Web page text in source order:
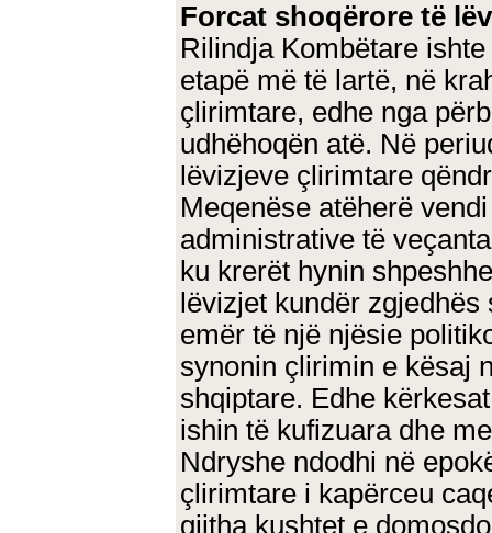
Forcat shoqërore të
Rilindja Kombëtare
etapë më të lartë, në
çlirimtare, edhe nga
udhëhoqën atë. Në
lëvizjeve çlirimtare
Meqenëse atëherë
administrative të
ku krerët hynin
lëvizjet kundër
emër të një njësie
synonin çlirimin e kësaj
shqiptare. Edhe
ishin të kufizuara dhe
Ndryshe ndodhi në
çlirimtare i kapërceu
gjitha kushtet e